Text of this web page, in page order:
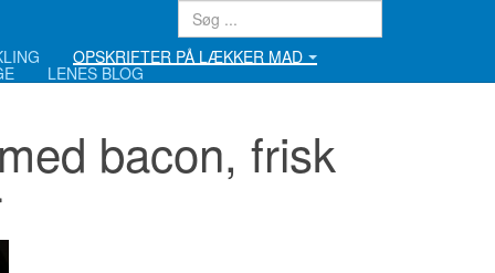
OPSKRIFTER PÅ LÆKKER MAD
LENES BLOG
bacon, frisk